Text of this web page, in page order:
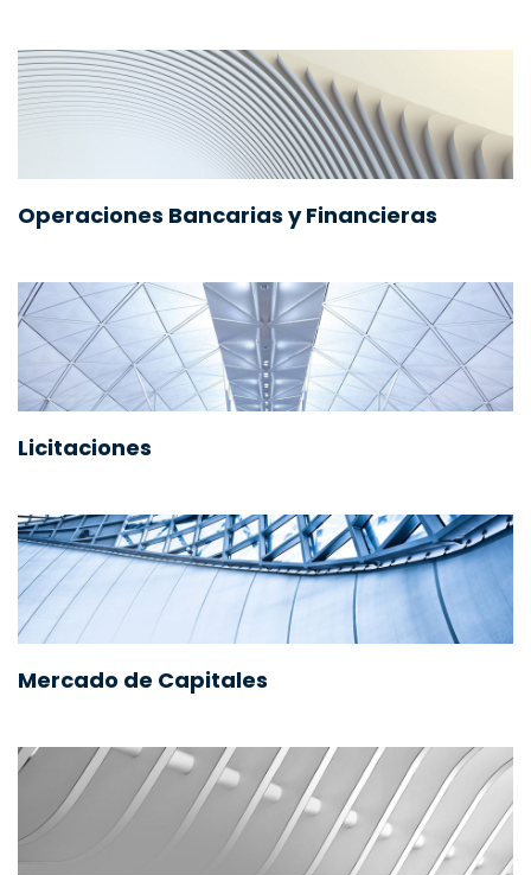
Operaciones Bancarias y Financieras
Licitaciones
Mercado de Capitales